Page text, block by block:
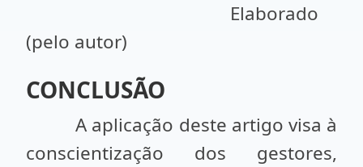
Elaborado
(pelo autor)
CONCLUSÃO
A aplicação deste artigo visa à
conscientização dos gestores,